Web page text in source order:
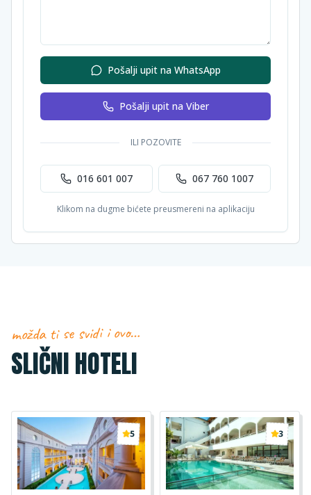
Pošalji upit na WhatsApp
Pošalji upit na Viber
ILI POZOVITE
016 601 007 067 760 1007
Klikom na dugme bićete preusmereni na aplikaciju
možda ti se svidi i ovo…
SLIČNI HOTELI
5 3